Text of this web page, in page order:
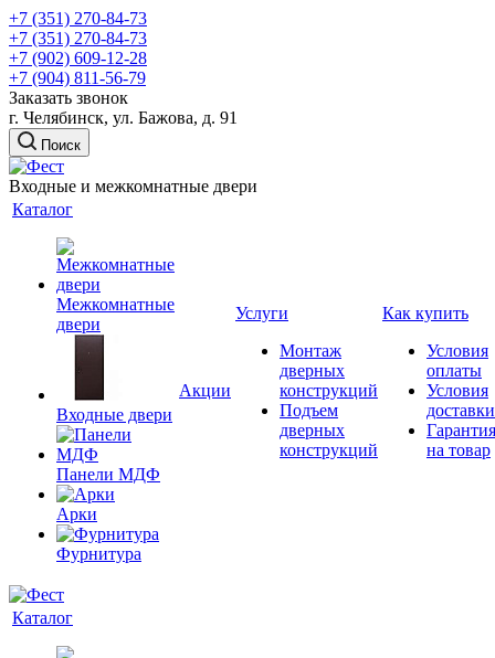
+7 (351) 270-84-73
+7 (351) 270-84-73
+7 (902) 609-12-28
+7 (904) 811-56-79
Заказать звонок
г. Челябинск, ул. Бажова, д. 91
Поиск
Входные и межкомнатные двери
Каталог
Межкомнатные
двери
Входные двери
Панели МДФ
Арки
Фурнитура
Акции
Услуги
Монтаж
дверных
конструкций
Подъем
дверных
конструкций
Как купить
Условия
оплаты
Условия
доставки
Гарантия
на товар
Каталог